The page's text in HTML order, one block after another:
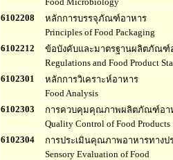
6102208
หลักการบรรจุภัณฑ์อาหาร
Principles of Food Packaging
6102212
ข้อบังคับและมาตรฐานผลิตภัณฑ์
Regulations and Food Product
6102301
หลักการวิเคราะห์อาหาร
Food Analysis
6102303
การควบคุมคุณภาพผลิตภัณฑ์อา
Quality Control of Food Products
6102304
การประเมินคุณภาพอาหารทางป
Sensory Evaluation of Food